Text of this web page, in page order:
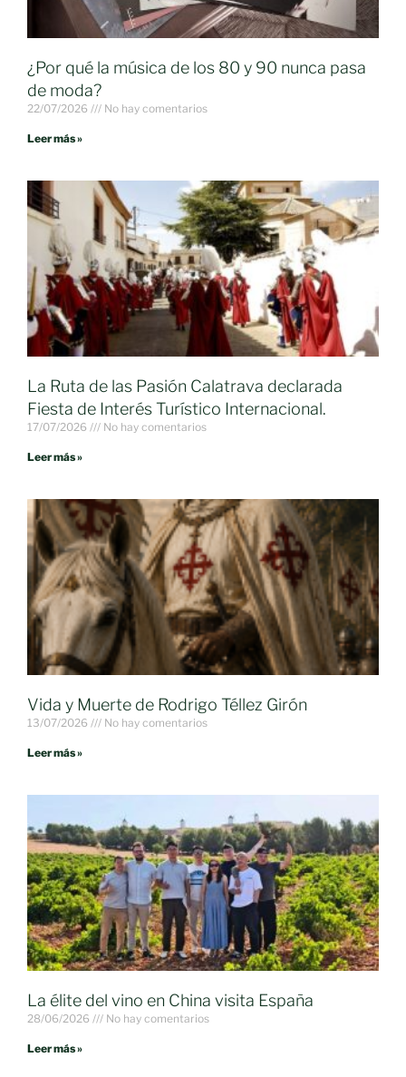
¿Por qué la música de los 80 y 90 nunca pasa
de moda?
22/07/2026 No hay comentarios
Leer más »
La Ruta de las Pasión Calatrava declarada
Fiesta de Interés Turístico Internacional.
17/07/2026 No hay comentarios
Leer más »
Vida y Muerte de Rodrigo Téllez Girón
13/07/2026 No hay comentarios
Leer más »
La élite del vino en China visita España
28/06/2026 No hay comentarios
Leer más »